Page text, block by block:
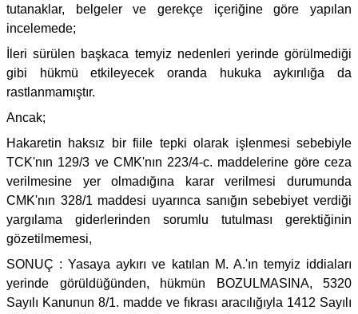
tutanaklar, belgeler ve gerekçe içeriğine göre yapılan
incelemede;
İleri sürülen başkaca temyiz nedenleri yerinde görülmediği
gibi hükmü etkileyecek oranda hukuka aykırılığa da
rastlanmamıştır.
Ancak;
Hakaretin haksız bir fiile tepki olarak işlenmesi sebebiyle
TCK'nın 129/3 ve CMK'nın 223/4-c. maddelerine göre ceza
verilmesine yer olmadığına karar verilmesi durumunda
CMK'nın 328/1 maddesi uyarınca sanığın sebebiyet verdiği
yargılama giderlerinden sorumlu tutulması gerektiğinin
gözetilmemesi,
SONUÇ : Yasaya aykırı ve katılan M. A.'ın temyiz iddiaları
yerinde görüldüğünden, hükmün BOZULMASINA, 5320
Sayılı Kanunun 8/1. madde ve fıkrası aracılığıyla 1412 Sayılı